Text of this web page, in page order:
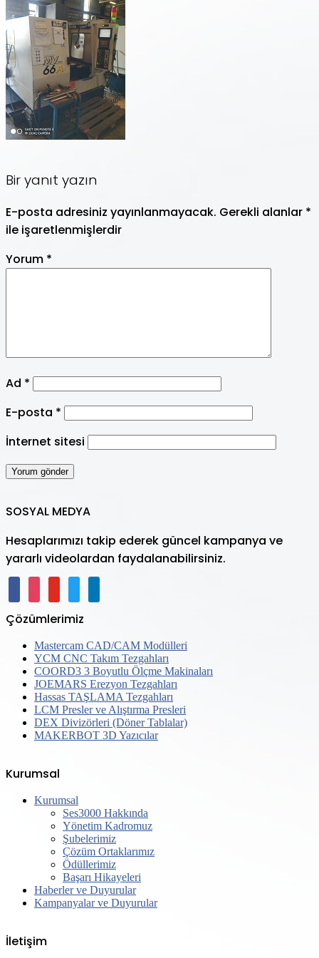
Bir yanıt yazın
E-posta adresiniz yayınlanmayacak. Gerekli alanlar *
ile işaretlenmişlerdir
Yorum *
Ad *
E-posta *
İnternet sitesi
SOSYAL MEDYA
Hesaplarımızı takip ederek güncel kampanya ve
yararlı videolardan faydalanabilirsiniz.
Çözümlerimiz
Mastercam CAD/CAM Modülleri
YCM CNC Takım Tezgahları
COORD3 3 Boyutlu Ölçme Makinaları
JOEMARS Erezyon Tezgahları
Hassas TAŞLAMA Tezgahları
LCM Presler ve Alıştırma Presleri
DEX Divizörleri (Döner Tablalar)
MAKERBOT 3D Yazıcılar
Kurumsal
Kurumsal
Ses3000 Hakkında
Yönetim Kadromuz
Şubelerimiz
Çözüm Ortaklarımız
Ödüllerimiz
Başarı Hikayeleri
Haberler ve Duyurular
Kampanyalar ve Duyurular
İletişim